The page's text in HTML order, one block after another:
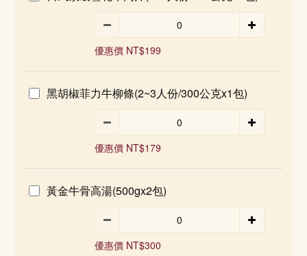
優惠價 NT$199
黑胡椒菲力牛柳條(2~3人份/300公克x1包)
優惠價 NT$179
黃金牛骨高湯(500gx2包)
優惠價 NT$300